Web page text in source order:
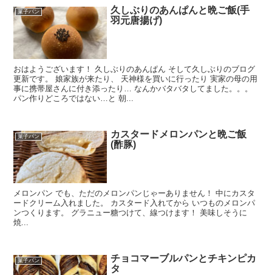
菓子パン
久しぶりのあんぱんと晩ご飯(手
羽元唐揚げ)
おはようございます！ 久しぶりのあんぱん そして久しぶりのブログ
更新です。 娘家族が来たり、 天神様を買いに行ったり 実家の母の用
事に携帯屋さんに付き添ったり… なんかバタバタしてました。。。
パン作りどころではない…と 朝...
菓子パン
カスタードメロンパンと晩ご飯
(酢豚)
メロンパン でも、ただのメロンパンじゃーありません！ 中にカスタ
ードクリーム入れました。 カスタード入れてから いつものメロンパ
ンつくります。 グラニュー糖つけて、線つけます！ 美味しそうに
焼...
菓子パン
チョコマーブルパンとチキンピカ
タ